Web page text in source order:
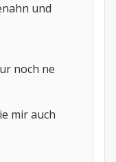
und
noch ne
mir auch